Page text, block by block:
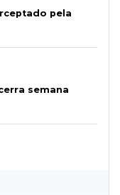
pela
semana